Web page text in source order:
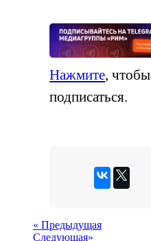
Нажмите, чтобы
подписаться.
« Предыдущая
Следующая»